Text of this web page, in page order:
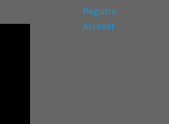
Registro
Acceder